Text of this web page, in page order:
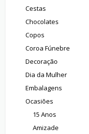
Cestas
Chocolates
Copos
Coroa Fúnebre
Decoração
Dia da Mulher
Embalagens
Ocasiões
15 Anos
Amizade